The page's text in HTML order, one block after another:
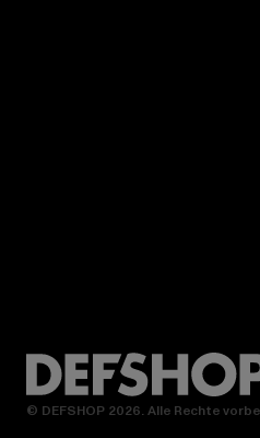
© DEFSHOP 2026. Alle Rechte